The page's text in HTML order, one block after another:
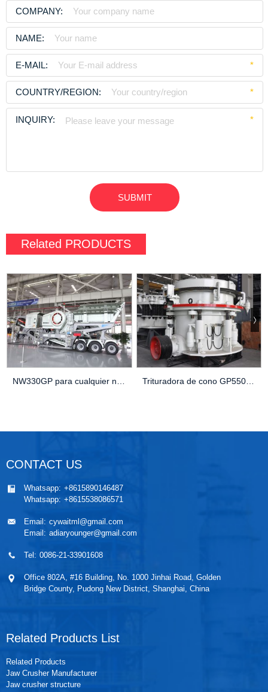
COMPANY:
NAME:
E-MAIL: *
COUNTRY/REGION: *
INQUIRY: *
Related PRODUCTS
Trituradora de cono GP550, una herramienta de trituración para la industria minera
CONTACT US
Whatsapp: +8615890146487
Whatsapp: +8615538086571
Email: cywaitml@gmail.com
Email: adiaryounger@gmail.com
Tel: 0086-21-33901608
Office 802A, #16 Building, No. 1000 Jinhai Road, Golden
Bridge County, Pudong New District, Shanghai, China
Related Products List
Related Products
Jaw Crusher Manufacturer
Jaw crusher structure